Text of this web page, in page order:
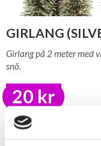
GIRLANG
Girlang på 2 meter med
snö.
20 kr
LAGER I SVERIGE, SNABB